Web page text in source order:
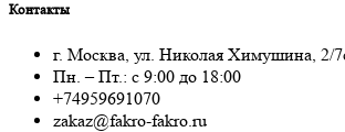
Контакты
г. Москва, ул. Николая Химушина, 2/
Пн. – Пт.: с 9:00 до 18:00
+74959691070
zakaz@fakro-fakro.ru